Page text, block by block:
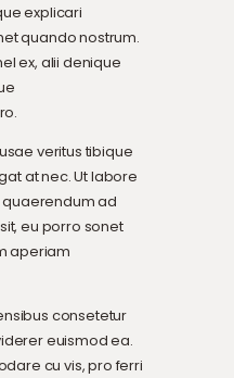
explicari
quando nostrum.
ex, alii denique
veritus tibique
at nec. Ut labore
ad
eu porro sonet
aperiam
consetetur
euismod ea.
cu vis, pro ferri